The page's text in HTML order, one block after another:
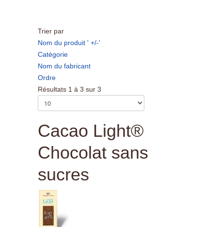
Trier par
Nom du produit ' +/-'
Catégorie
Nom du fabricant
Ordre
Résultats 1 à 3 sur 3
Cacao Light®
Chocolat sans
sucres